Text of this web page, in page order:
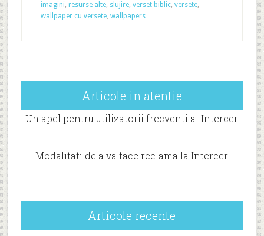
imagini, resurse alte, slujire, verset biblic, versete,
wallpaper cu versete, wallpapers
Articole in atentie
Un apel pentru utilizatorii frecventi ai Intercer
Modalitati de a va face reclama la Intercer
Articole recente